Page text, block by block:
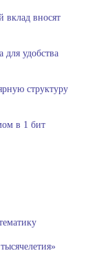
вклад вносят
для удобства
структуру
в 1 бит